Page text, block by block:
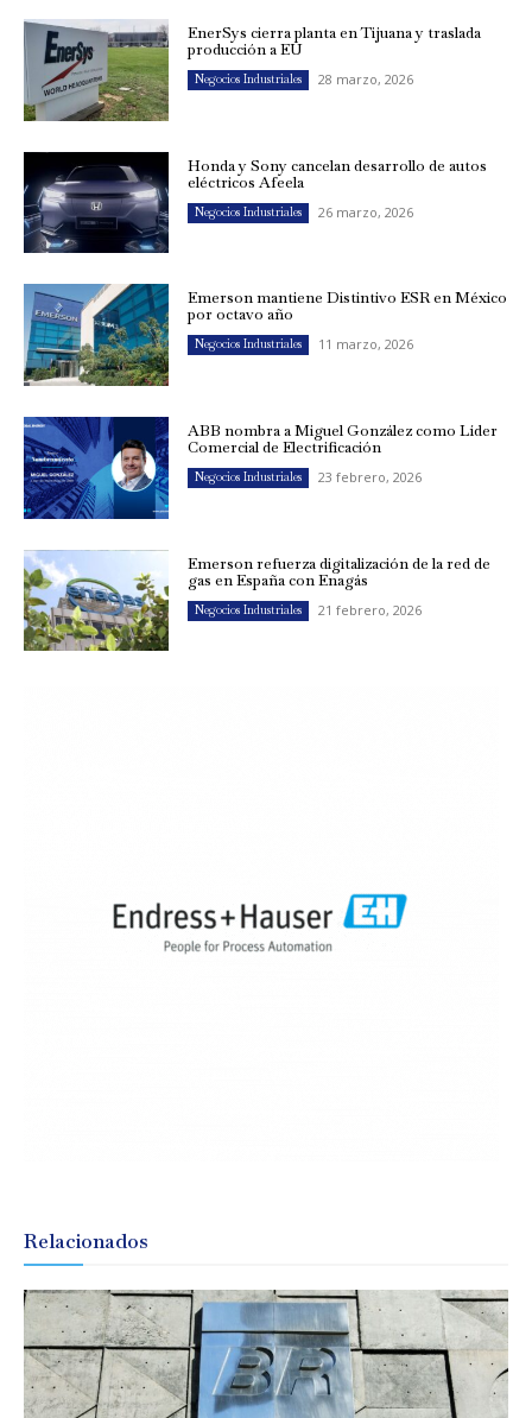
EnerSys cierra planta en Tijuana y traslada
producción a EU
Negocios Industriales 28 marzo, 2026
Honda y Sony cancelan desarrollo de autos
eléctricos Afeela
Negocios Industriales 26 marzo, 2026
Emerson mantiene Distintivo ESR en México
por octavo año
Negocios Industriales 11 marzo, 2026
ABB nombra a Miguel González como Líder
Comercial de Electrificación
Negocios Industriales 23 febrero, 2026
Emerson refuerza digitalización de la red de
gas en España con Enagás
Negocios Industriales 21 febrero, 2026
Relacionados